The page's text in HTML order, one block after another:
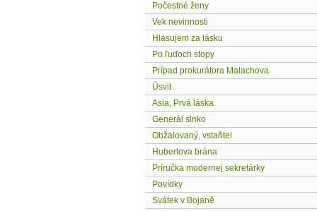
Počestné ženy
Vek nevinnosti
Hlasujem za lásku
Po ľuďoch stopy
Prípad prokurátora Malachova
Úsvit
Asia, Prvá láska
Generál slnko
Obžalovaný, vstaňte!
Hubertova brána
Príručka modernej sekretárky
Povídky
Svátek v Bojaně